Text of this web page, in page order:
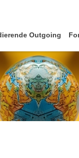
Outgoing